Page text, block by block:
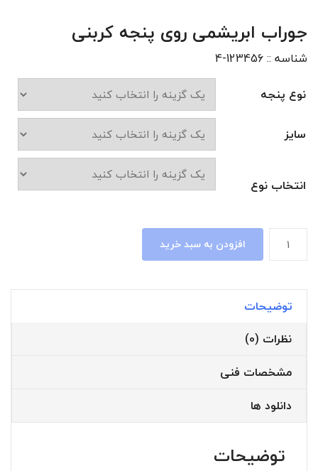
جوراب ابریشمی روی پنجه کربنی
شناسه ::123456-4
نوع پنجه
سایز
انتخاب نوع
جوراب
ابریشمی
پنجه
کربنی
عدد
افزودن به سبد خرید
توضیحات
نظرات (0)
مشخصات فنی
دانلود ها
توضیحات